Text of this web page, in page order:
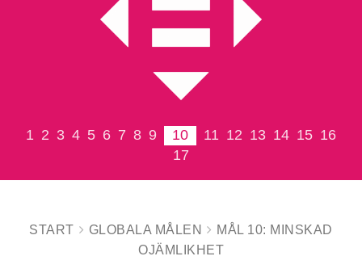
1 2 3 4 5 6 7 8 9 10 11 12 13 14 15 16
17
START GLOBALA MÅLEN
MÅL 10: MINSKAD
OJÄMLIKHET